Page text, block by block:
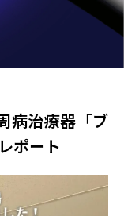
病治療器「ブ
ポート